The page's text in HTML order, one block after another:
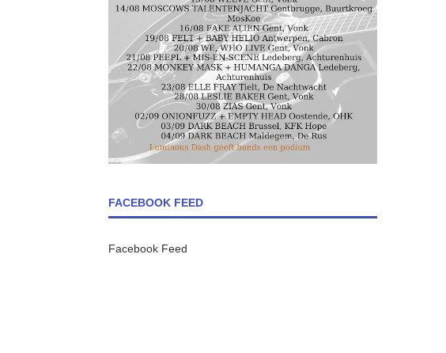
FACEBOOK FEED
Facebook Feed